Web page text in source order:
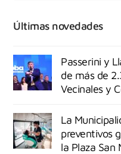
Últimas novedades
Passerini y
de más de
Vecinales y
La
preventivos
la Plaza San